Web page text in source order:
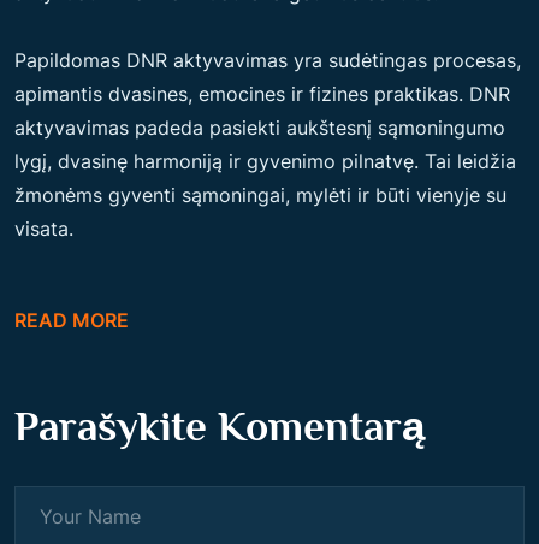
Papildomas DNR aktyvavimas yra sudėtingas procesas,
apimantis dvasines, emocines ir fizines praktikas. DNR
aktyvavimas padeda pasiekti aukštesnį sąmoningumo
lygį, dvasinę harmoniją ir gyvenimo pilnatvę. Tai leidžia
žmonėms gyventi sąmoningai, mylėti ir būti vienyje su
visata.
READ MORE
Parašykite Komentarą